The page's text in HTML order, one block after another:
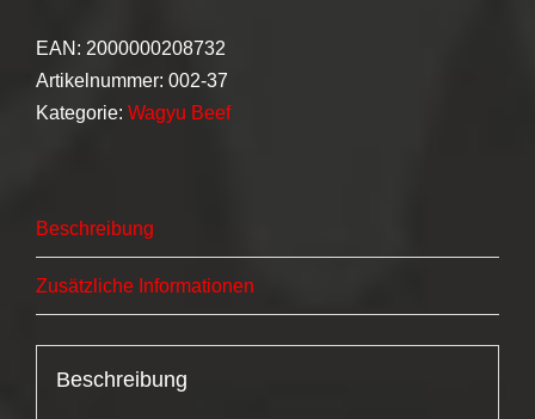
EAN: 2000000208732
Artikelnummer: 002-37
Kategorie: Wagyu Beef
Beschreibung
Zusätzliche Informationen
Beschreibung